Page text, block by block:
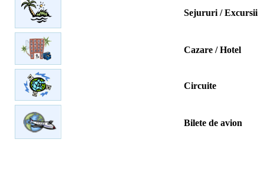
Sejururi / Excursii
Cazare / Hotel
Circuite
Bilete de avion